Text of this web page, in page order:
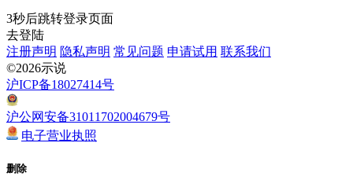
3秒后跳转登录页面
去登陆
注册声明 隐私声明 常见问题 申请试用 联系我们
©2026示说
沪ICP备18027414号
沪公网安备31011702004679号
电子营业执照
删除